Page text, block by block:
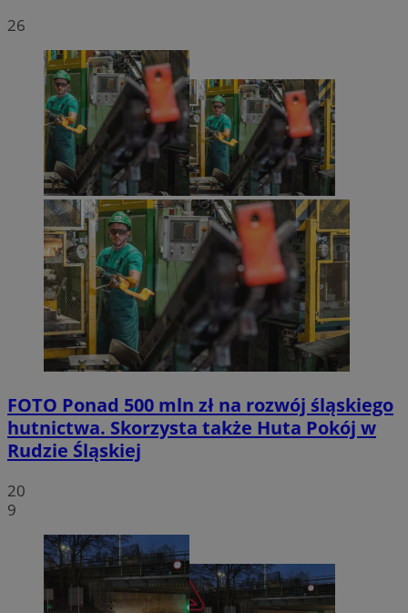
26
FOTO Ponad 500 mln zł na rozwój śląskiego
hutnictwa. Skorzysta także Huta Pokój w
Rudzie Śląskiej
20
9